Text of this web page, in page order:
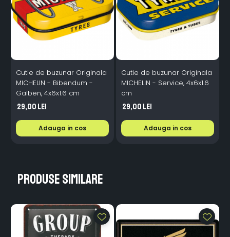
Cutie de buzunar Originala
MICHELIN - Bibendum -
Galben, 4x6x1.6 cm
29,00 Lei
Adauga in cos
Cutie de buzunar Originala
MICHELIN - Service, 4x6x1.6
cm
29,00 Lei
Adauga in cos
Produse similare